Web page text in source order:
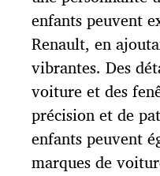
l
i
c
a
t
i
o
n
enfants peuvent
Renault, en
vibrantes. Des
voiture et des
précision et de
enfants peuvent
marques de